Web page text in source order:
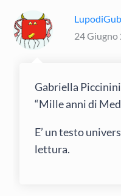
24 Giugno
Gabriella Piccinini
“Mille anni di
E’ un testo
lettura.